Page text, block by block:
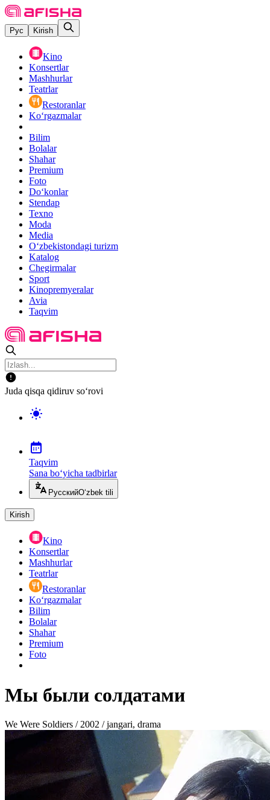
Рус Kirish
Kino
Konsertlar
Mashhurlar
Teatrlar
Restoranlar
Ko‘rgazmalar
Bilim
Bolalar
Shahar
Premium
Foto
Do‘konlar
Stendap
Texno
Moda
Media
O‘zbekistondagi turizm
Katalog
Chegirmalar
Sport
Kinopremyeralar
Avia
Taqvim
Juda qisqa qidiruv so‘rovi
Taqvim
Sana bo‘yicha tadbirlar
РусскийO‘zbek tili
Kirish
Kino
Konsertlar
Mashhurlar
Teatrlar
Restoranlar
Ko‘rgazmalar
Bilim
Bolalar
Shahar
Premium
Foto
Мы были солдатами
We Were Soldiers / 2002 / jangari, drama